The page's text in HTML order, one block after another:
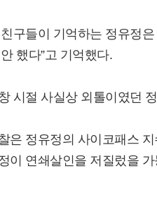
구들이 기억하는 정유정
했다”고 기억했다.
시절 사실상 외톨이였던
은 정유정의 사이코패스
이 연쇄살인을 저질렀을